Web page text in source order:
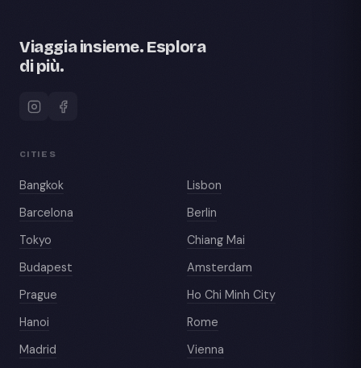
Viaggia insieme. Esplora
di più.
CITIES
Bangkok
Lisbon
Barcelona
Berlin
Tokyo
Chiang Mai
Budapest
Amsterdam
Prague
Ho Chi Minh City
Hanoi
Rome
Madrid
Vienna